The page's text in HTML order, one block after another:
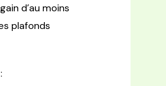
d’au moins
plafonds